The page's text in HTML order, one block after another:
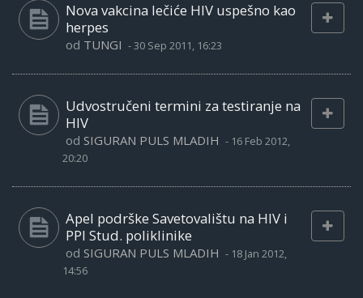
Nova vakcina lečiće HIV uspešno kao
herpes
od TUNGI -30 Sep 2011, 16:23
Udvostručeni termini za testiranje na
HIV
od SIGURAN PULS MLADIH - 16 Feb 2012,
20:20
Apel podrške Savetovalištu na HIV i
PPI Stud. poliklinike
od SIGURAN PULS MLADIH - 18 Jan 2012,
14:56